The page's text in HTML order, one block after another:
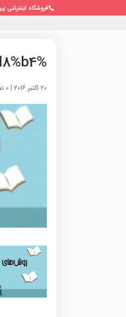
فروشگاه اینترنتی پرواز 09128501125 /
%d8%b4%d8%b3%d8%b3%d8%b4%d8%b3%d8%b4
20 اکتبر 2016 | 0 نظر